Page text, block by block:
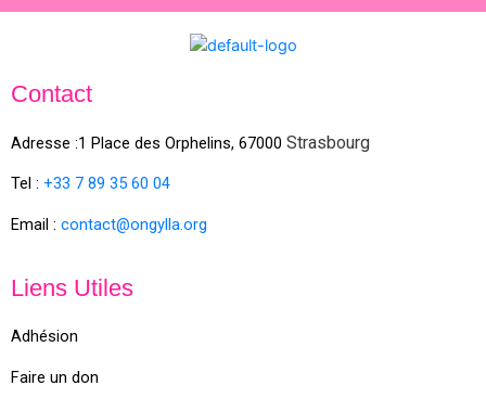
Contact
Adresse :1 Place des Orphelins, 67000 Strasbourg
Tel : +33 7 89 35 60 04
Email : contact@ongylla.org
Liens Utiles
Adhésion
Faire un don